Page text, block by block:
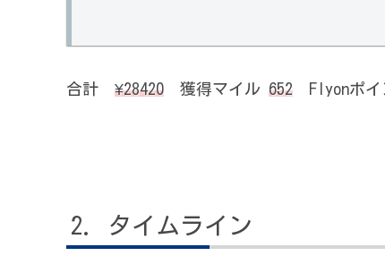
合計 ¥28420 獲得マイル 652 Flyonポイ
タイムライン